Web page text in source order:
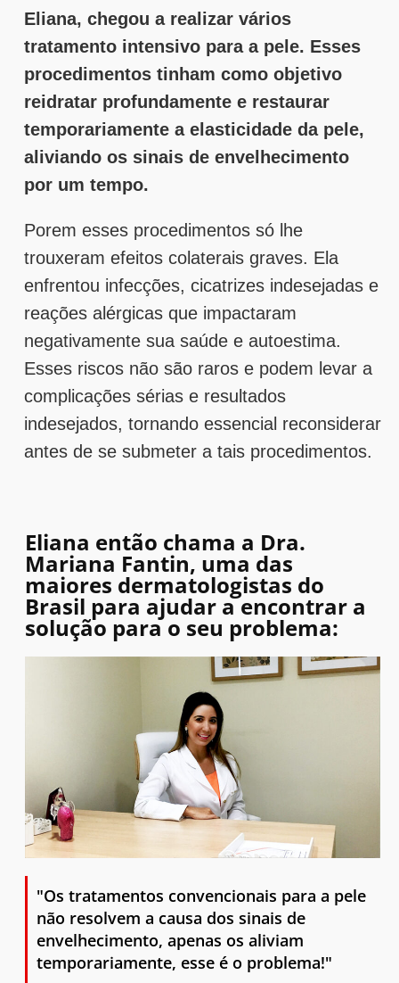
Eliana, chegou a realizar vários
tratamento intensivo para a pele. Esses
procedimentos tinham como objetivo
reidratar profundamente e restaurar
temporariamente a elasticidade da pele,
aliviando os sinais de envelhecimento
por um tempo.
Porem esses procedimentos só lhe
trouxeram efeitos colaterais graves. Ela
enfrentou infecções, cicatrizes indesejadas e
reações alérgicas que impactaram
negativamente sua saúde e autoestima.
Esses riscos não são raros e podem levar a
complicações sérias e resultados
indesejados, tornando essencial reconsiderar
antes de se submeter a tais procedimentos.
Eliana então chama a Dra.
Mariana Fantin, uma das
maiores dermatologistas do
Brasil para ajudar a encontrar a
solução para o seu problema:
"Os tratamentos convencionais para a pele
não resolvem a causa dos sinais de
envelhecimento, apenas os aliviam
temporariamente, esse é o problema!"